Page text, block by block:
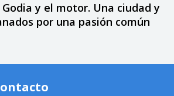
Godia y el motor. Una ciudad y
por una pasión común